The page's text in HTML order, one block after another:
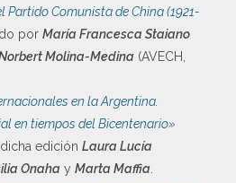
Partido Comunista de China (1921-
por María Francesca Staiano
Molina-Medina (AVECH,
en la Argentina.
en tiempos del Bicentenario»
edición Laura Lucía
Onaha y Marta Maffia.